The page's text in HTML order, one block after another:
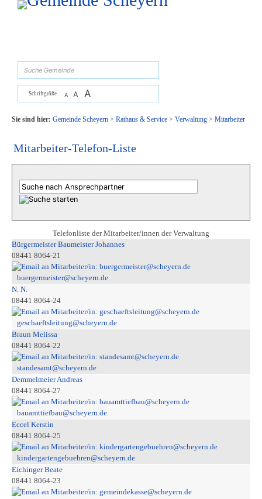
Zum Inhalt, zur Navigationoder zur Startseite springen.
Schriftgröße A A A
Sie sind hier: Gemeinde Scheyern> Rathaus & Service> Verwaltung> Mitarbeiter
Mitarbeiter-Telefon-Liste
Telefonliste der Mitarbeiter/innen der Verwaltung
Bürgermeister Baumeister Johannes
08441 8064-21
buergermeister@scheyern.de
N. N.
08441 8064-24
geschaeftsleitung@scheyern.de
Braun Melissa
08441 8064-22
standesamt@scheyern.de
Demmelmeier Andreas
08441 8064-27
bauamttiefbau@scheyern.de
Eccel Kerstin
08441 8064-25
kindergartengebuehren@scheyern.de
Eichinger Beate
08441 8064-23